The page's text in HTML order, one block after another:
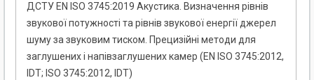
ДСТУ EN ISO 3745:2019 Акустика. Визначення рівнів
звукової потужності та рівнів звукової енергії джерел
шуму за звуковим тиском. Прецизійні методи для
заглушених і напівзаглушених камер (EN ISO 3745:2012,
IDT; ISO 3745:2012, IDT)